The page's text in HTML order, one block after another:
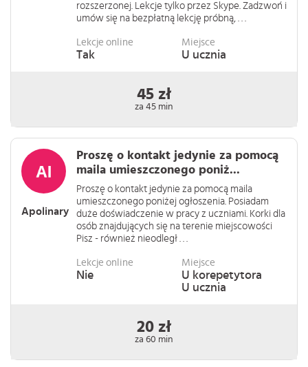
rozszerzonej. Lekcje tylko przez Skype. Zadzwoń i
umów się na bezpłatną lekcję próbną, . . .
Lekcje online
Tak
Miejsce
U ucznia
45 zł
za 45 min
Apolinary
Proszę o kontakt jedynie za pomocą
maila umieszczonego poniż...
Proszę o kontakt jedynie za pomocą maila
umieszczonego poniżej ogłoszenia. Posiadam
duże doświadczenie w pracy z uczniami. Korki dla
osób znajdujących się na terenie miejscowości
Pisz - również nieodległ . . .
Lekcje online
Nie
Miejsce
U korepetytora
U ucznia
20 zł
za 60 min